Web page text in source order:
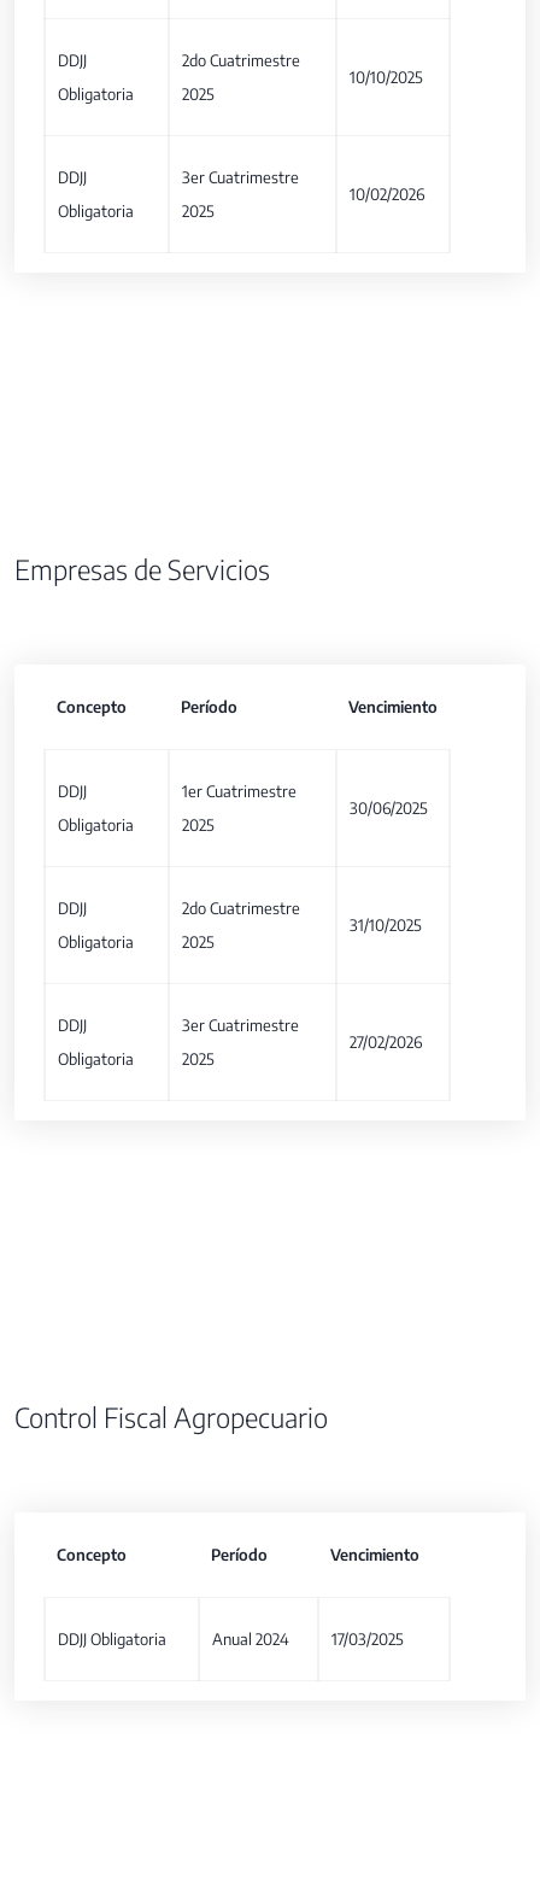
DDJJ
Obligatoria
2do Cuatrimestre
2025
10/10/2025
DDJJ
Obligatoria
3er Cuatrimestre
2025
10/02/2026
Empresas de Servicios
Concepto Período Vencimiento
DDJJ
Obligatoria
1er Cuatrimestre
2025
30/06/2025
DDJJ
Obligatoria
2do Cuatrimestre
2025
31/10/2025
DDJJ
Obligatoria
3er Cuatrimestre
2025
27/02/2026
Control Fiscal Agropecuario
Concepto Período Vencimiento
DDJJ Obligatoria Anual 2024 17/03/2025